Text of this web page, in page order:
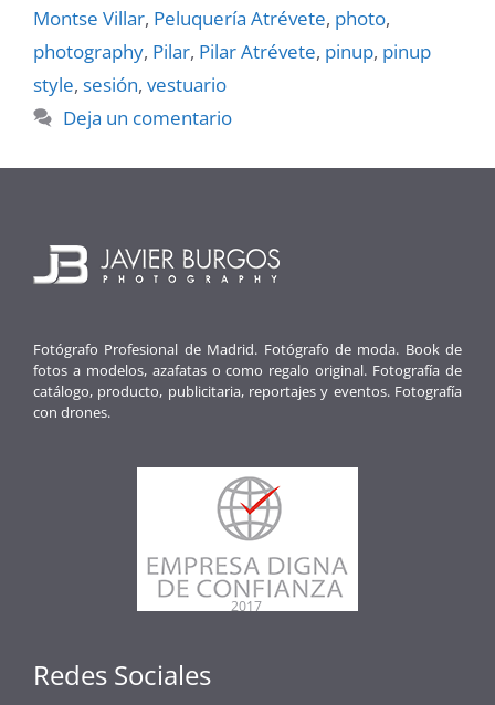
Montse Villar, Peluquería Atrévete, photo,
photography, Pilar, Pilar Atrévete, pinup, pinup
style, sesión, vestuario
Deja un comentario
Fotógrafo Profesional de Madrid. Fotógrafo de moda. Book de
fotos a modelos, azafatas o como regalo original. Fotografía de
catálogo, producto, publicitaria, reportajes y eventos. Fotografía
con drones.
Redes Sociales